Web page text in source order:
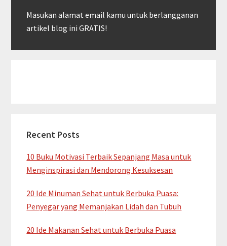
Masukan alamat email kamu untuk berlangganan
artikel blog ini GRATIS!
Recent Posts
10 Buku Motivasi Terbaik Sepanjang Masa untuk
Menginspirasi dan Mendorong Kesuksesan
20 Ide Minuman Sehat untuk Berbuka Puasa:
Penyegar yang Memanjakan Lidah dan Tubuh
20 Ide Makanan Sehat untuk Berbuka Puasa